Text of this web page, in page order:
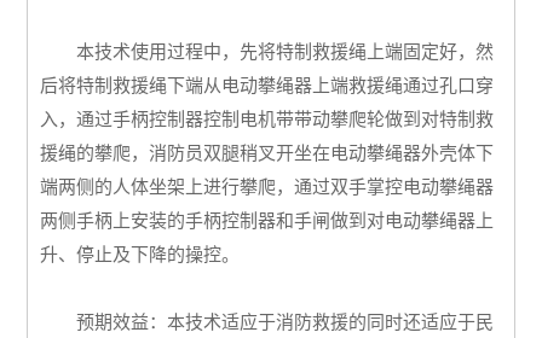
本技术使用过程中，先将特制救援绳上端固定好，然
后将特制救援绳下端从电动攀绳器上端救援绳通过孔口穿
入，通过手柄控制器控制电机带带动攀爬轮做到对特制救
援绳的攀爬，消防员双腿稍叉开坐在电动攀绳器外壳体下
端两侧的人体坐架上进行攀爬，通过双手掌控电动攀绳器
两侧手柄上安装的手柄控制器和手闸做到对电动攀绳器上
升、停止及下降的操控。
预期效益：本技术适应于消防救援的同时还适应于民